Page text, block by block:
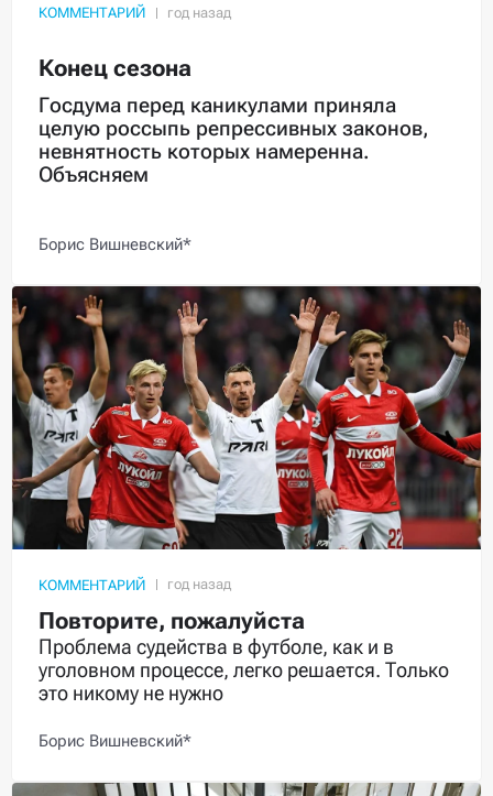
КОММЕНТАРИЙ
Конец сезона
Госдума перед каникулами приняла
целую россыпь репрессивных законов,
невнятность которых намеренна.
Объясняем
Борис Вишневский*
КОММЕНТАРИЙ
Повторите, пожалуйста
Проблема судейства в футболе, как и в
уголовном процессе, легко решается. Только
это никому не нужно
Борис Вишневский*